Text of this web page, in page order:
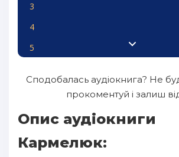
3
4
5
10
Сподобалась аудіокнига? Не
прокоментуй і залиш
Опис аудіокниги
Кармелюк: